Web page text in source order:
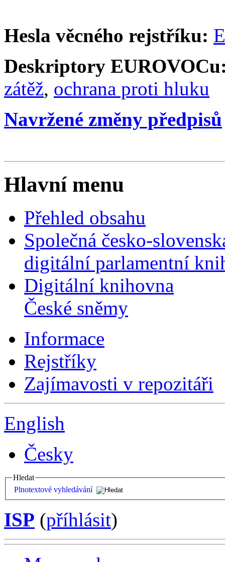
Hesla věcného rejstříku:
Deskriptory
zátěž, ochrana proti hluku
Navržené změny předpisů
Hlavní menu
Přehled obsahu
Společná česko-
digitální parlamentní
Digitální knihovna
České sněmy
Informace
Rejstříky
Zajímavosti v repozitáři
English
Česky
Hledat
Plnotextové vyhledávání
ISP (příhlásit)